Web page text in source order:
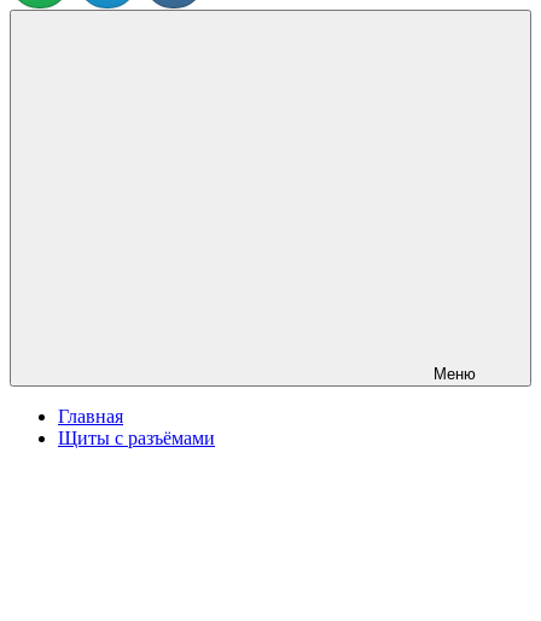
Меню
Главная
Щиты с разъёмами